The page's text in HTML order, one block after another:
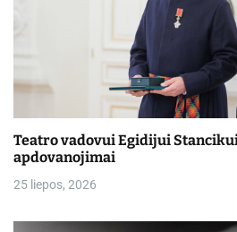
Teatro vadovui Egidijui
apdovanojimai
25 liepos, 2026